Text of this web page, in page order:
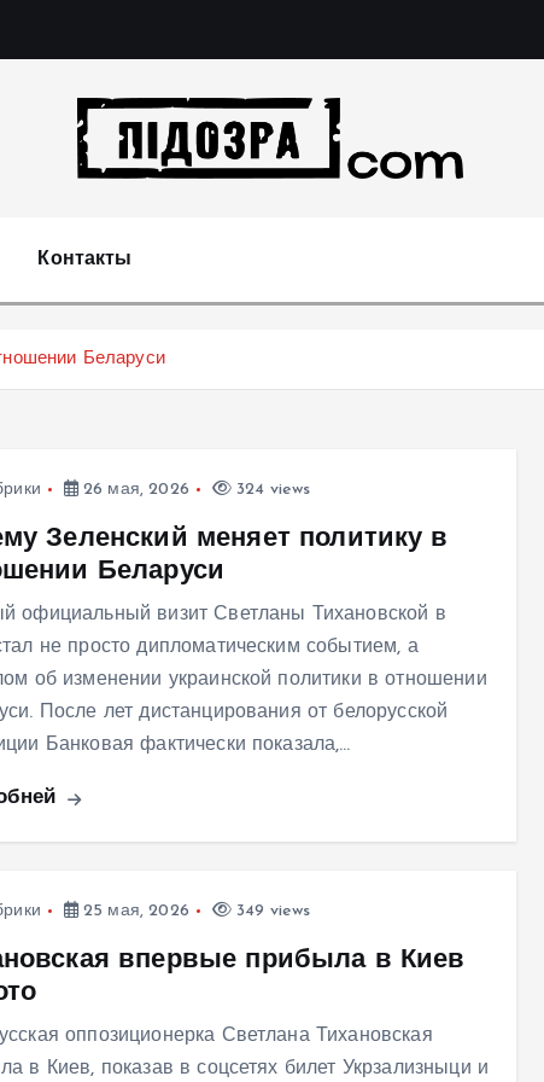
Контакты
Беларуси
26 мая, 2026 324 views
Зеленский меняет политику в
Беларуси
официальный визит Светланы Тихановской в
не просто дипломатическим событием, а
об изменении украинской политики в отношении
После лет дистанцирования от белорусской
Банковая фактически показала,…
25 мая, 2026 349 views
впервые прибыла в Киев
оппозиционерка Светлана Тихановская
в Киев, показав в соцсетях билет Укрзализныци и